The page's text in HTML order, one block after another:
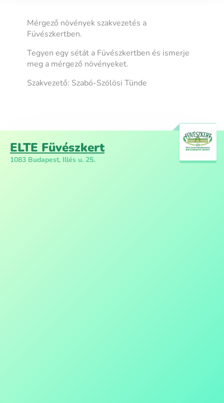
Mérgező növények szakvezetés a
Füvészkertben.
Tegyen egy sétát a Füvészkertben és ismerje
meg a mérgező növényeket.
Szakvezető: Szabó-Szölösi Tünde
ELTE Füvészkert
1083 Budapest, Illés u. 25.